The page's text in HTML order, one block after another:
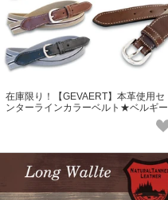
在庫限り！【GEVAERT】本革使用セ
ンターラインカラーベルト★ベルギー